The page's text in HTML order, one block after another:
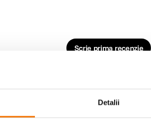
Detalii
Scrie prima recenzie